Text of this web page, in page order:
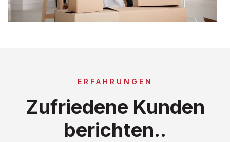
ERFAHRUNGEN
Zufriedene Kunden
berichten..